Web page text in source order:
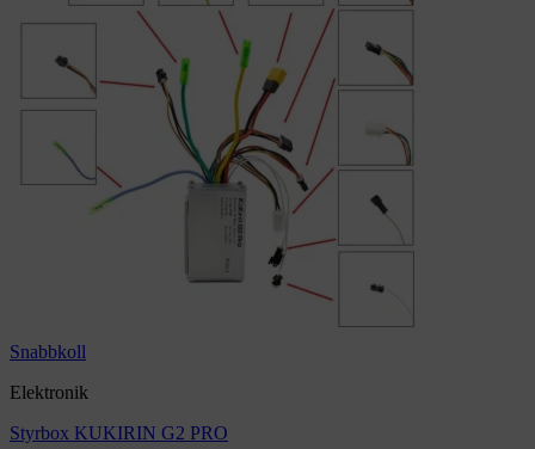
Snabbkoll
Elektronik
Styrbox KUKIRIN G2 PRO